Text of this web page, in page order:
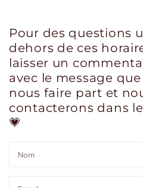
Pour des questions
dehors de ces
laisser un
avec le message
nous faire part et
contacterons dans
💗